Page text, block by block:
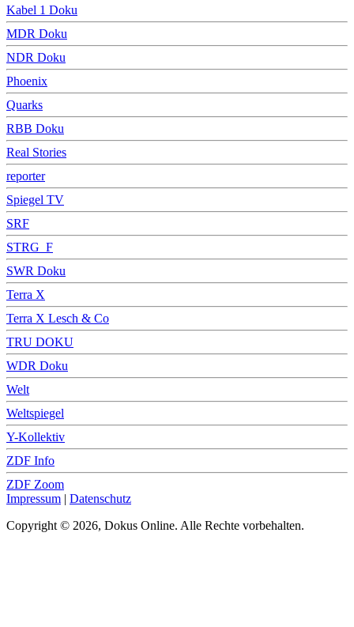
Kabel 1 Doku
MDR Doku
NDR Doku
Phoenix
Quarks
RBB Doku
Real Stories
reporter
Spiegel TV
SRF
STRG_F
SWR Doku
Terra X
Terra X Lesch & Co
TRU DOKU
WDR Doku
Welt
Weltspiegel
Y-Kollektiv
ZDF Info
ZDF Zoom
Impressum | Datenschutz
Copyright © 2026, Dokus Online. Alle Rechte vorbehalten.